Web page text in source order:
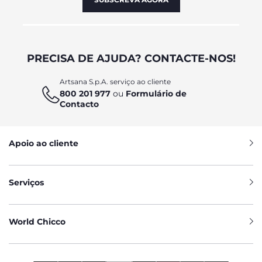
PRECISA DE AJUDA? CONTACTE-NOS!
Artsana S.p.A. serviço ao cliente
800 201 977 ou Formulário de
Contacto
Apoio ao cliente
Serviços
World Chicco